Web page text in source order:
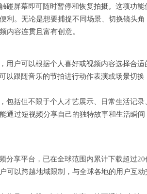
碰屏幕即可随时暂停和恢复拍摄。这项功能
利。无论是想要捕捉不同场景、切换镜头角
内容连贯且富有创意。
用户可以根据个人喜好或视频内容选择合适
跟随音乐的节拍进行动作表演或场景切换
括但不限于个人才艺展示、日常生活记录
通过短视频分享自己的独特故事和生活瞬间
分享平台，已在全球范围内累计下载超过20
可以跨越地域限制，与全球各地的用户互动